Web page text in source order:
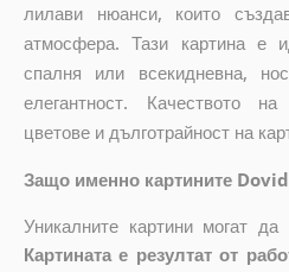
лилави нюанси, които
атмосфера. Тази картина е
спалня или всекидневна,
елегантност. Качеството
цветове и дълготрайност на
Защо именно картините
Уникалните картини могат
Картината е резултат от